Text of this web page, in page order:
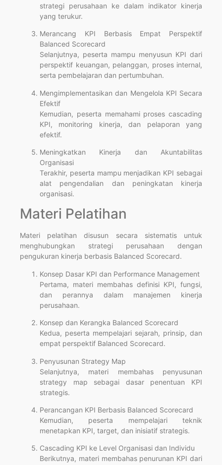
strategi perusahaan ke dalam indikator kinerja
yang terukur.
Merancang KPI Berbasis Empat Perspektif
Balanced Scorecard
Selanjutnya, peserta mampu menyusun KPI dari
perspektif keuangan, pelanggan, proses internal,
serta pembelajaran dan pertumbuhan.
Mengimplementasikan dan Mengelola KPI Secara
Efektif
Kemudian, peserta memahami proses cascading
KPI, monitoring kinerja, dan pelaporan yang
efektif.
Meningkatkan Kinerja dan Akuntabilitas
Organisasi
Terakhir, peserta mampu menjadikan KPI sebagai
alat pengendalian dan peningkatan kinerja
organisasi.
Materi Pelatihan
Materi pelatihan disusun secara sistematis untuk
menghubungkan strategi perusahaan dengan
pengukuran kinerja berbasis Balanced Scorecard.
Konsep Dasar KPI dan Performance Management
Pertama, materi membahas definisi KPI, fungsi,
dan perannya dalam manajemen kinerja
perusahaan.
Konsep dan Kerangka Balanced Scorecard
Kedua, peserta mempelajari sejarah, prinsip, dan
empat perspektif Balanced Scorecard.
Penyusunan Strategy Map
Selanjutnya, materi membahas penyusunan
strategy map sebagai dasar penentuan KPI
strategis.
Perancangan KPI Berbasis Balanced Scorecard
Kemudian, peserta mempelajari teknik
menetapkan KPI, target, dan inisiatif strategis.
Cascading KPI ke Level Organisasi dan Individu
Berikutnya, materi membahas penurunan KPI dari